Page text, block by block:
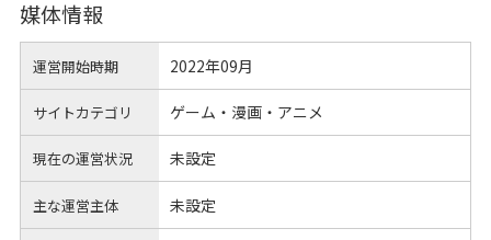
媒体情報
運営開始時期 2022年09月
サイトカテゴリ ゲーム・漫画・アニメ
現在の運営状況 未設定
主な運営主体 未設定